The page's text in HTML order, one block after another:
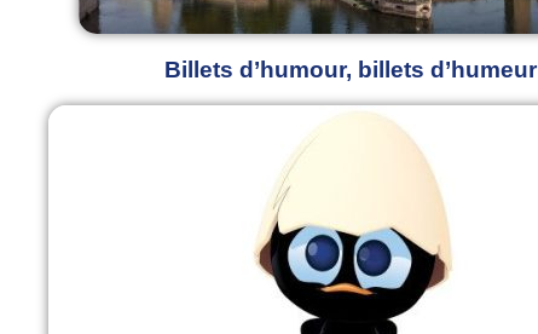
Billets d’humour, billets d’humeur